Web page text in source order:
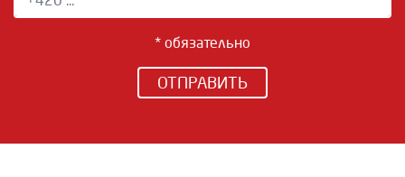
* обязательно
ОТПРАВИТЬ